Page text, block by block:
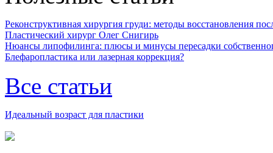
Реконструктивная хирургия груди: методы восстановления
Пластический хирург Олег Снигирь
Нюансы липофилинга: плюсы и минусы пересадки
Блефаропластика или лазерная коррекция?
Все статьи
Идеальный возраст для пластики